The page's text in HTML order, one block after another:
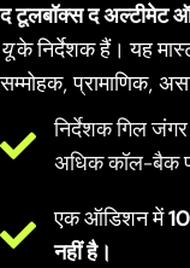
द टूलबॉक्सद अल्टीमेट
यूके निर्देशक हैं। यह
सम्मोहक, प्रामाणिक,
निर्देशक गिल जंगर
अधिक कॉल-बैक
एक ऑडिशन में
नहीं है।